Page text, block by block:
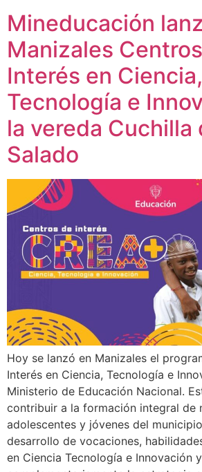
Mineducación
Manizales
Interés en Ciencia,
Tecnología e
la vereda Cuchilla
Salado
Hoy se lanzó en Manizales el
Interés en Ciencia, Tecnología e
Ministerio de Educación Nacional.
contribuir a la formación integral de
adolescentes y jóvenes del
desarrollo de vocaciones,
en Ciencia Tecnología e Innovación y